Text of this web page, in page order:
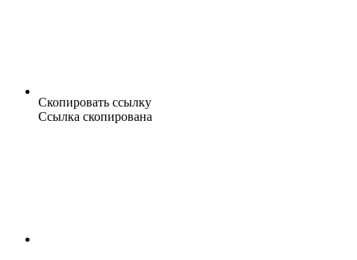
Скопировать ссылку
Ссылка скопирована